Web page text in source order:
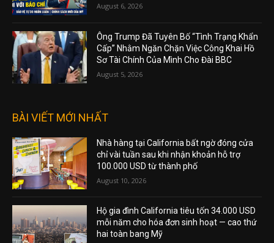
August 6, 2026
Ông Trump Đã Tuyên Bố “Tình Trạng Khẩn
Cấp” Nhằm Ngăn Chặn Việc Công Khai Hồ
Sơ Tài Chính Của Mình Cho Đài BBC
August 5, 2026
BÀI VIẾT MỚI NHẤT
Nhà hàng tại California bất ngờ đóng cửa
chỉ vài tuần sau khi nhận khoản hỗ trợ
100.000 USD từ thành phố
August 10, 2026
Hộ gia đình California tiêu tốn 34.000 USD
mỗi năm cho hóa đơn sinh hoạt — cao thứ
hai toàn bang Mỹ